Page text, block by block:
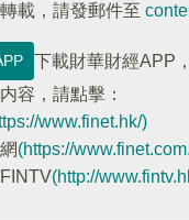
載，請發郵件至
下載財華財經APP
容，請點擊：
www.finet.hk/)
(https://
(http://